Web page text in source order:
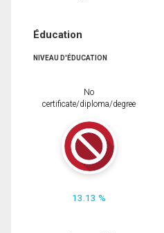
Éducation
NIVEAU D'ÉDUCATION
No
certificate/diploma/degree
13.13 %